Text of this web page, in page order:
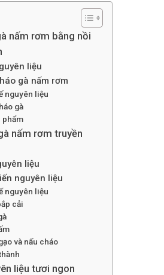
nấm rơm bằng nồi
liệu
gà nấm rơm
nguyên liệu
gà
phẩm
nấm rơm truyền
liệu
nguyên liệu
nguyên liệu
cải
và nấu cháo
liệu tươi ngon